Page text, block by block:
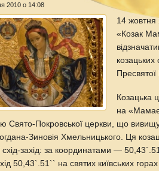
2010 о 14:08
14 жовтня
«Козак
Пресвятої
Козацька
на
Свято-Покровської церкви, що
Зиновія Хмельницького. Ця
схід-захід: за координатами —
50,43`.51`` на святих київських